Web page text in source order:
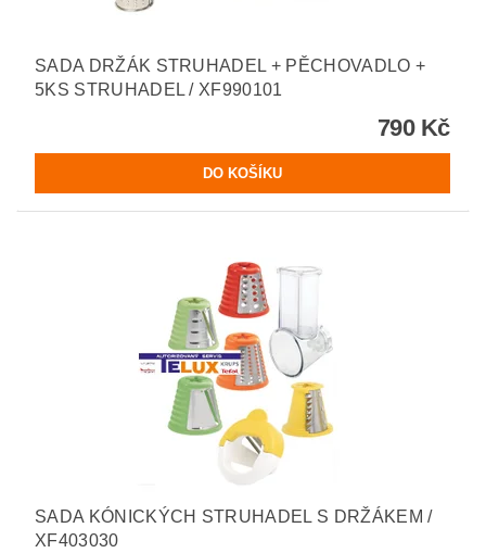
SADA DRŽÁK STRUHADEL + PĚCHOVADLO +
5KS STRUHADEL / XF990101
790 Kč
SADA KÓNICKÝCH STRUHADEL S DRŽÁKEM /
XF403030